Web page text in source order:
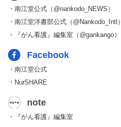
・南江堂公式（@nankodo_NEWS）
・南江堂洋書部公式（@Nankodo_Intl）
・『がん看護』編集室（@gankango）
Facebook
・南江堂公式
・NurSHARE
note
・『がん看護』編集室